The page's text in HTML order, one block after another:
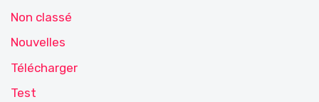
Non classé
Nouvelles
Télécharger
Test